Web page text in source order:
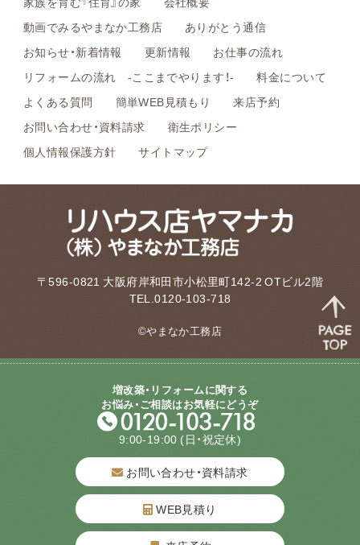
動画でみるやまなか工務店
ありがとう通信
お知らせ・新着情報
更新情報
お仕事の流れ
リフォームの流れ -ここまでやります！-
料金について
よくある質問
簡単WEB見積もり
来店予約
お問い合わせ・資料請求
衛生ポリシー
個人情報保護方針
サイトマップ
〒596-0821 大阪府岸和田市小松里町142-2 OTビル2階
TEL.0120-103-718
©やまなか工務店
増改築・リフォームに関する
お悩み・ご相談はお気軽にどうぞ
9:00-19:00 (日・祝定休)
お問い合わせ・資料請求
WEB見積り